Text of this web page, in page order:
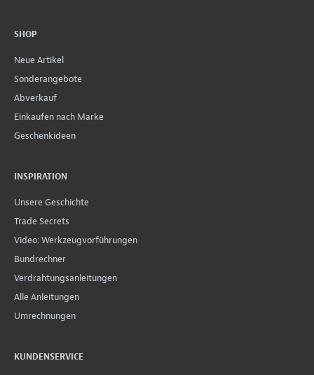
SHOP
Neue Artikel
Sonderangebote
Abverkauf
Einkaufen nach Marke
Geschenkideen
INSPIRATION
Unsere Geschichte
Trade Secrets
Video: Werkzeugvorführungen
Bundrechner
Verdrahtungsanleitungen
Alle Anleitungen
Umrechnungen
KUNDENSERVICE